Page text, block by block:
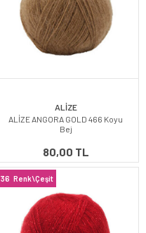
ALİZE
ALİZE ANGORA GOLD 466 Koyu
Bej
80,00 TL
36 Renk\Çeşit